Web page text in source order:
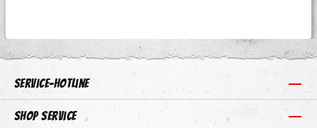
Service-Hotline
Shop Service